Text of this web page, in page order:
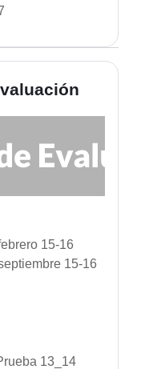
15-16
15-16
13_14